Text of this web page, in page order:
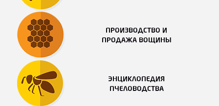
ПРОИЗВОДСТВО И
ПРОДАЖА ВОЩИНЫ
ЭНЦИКЛОПЕДИЯ
ПЧЕЛОВОДСТВА